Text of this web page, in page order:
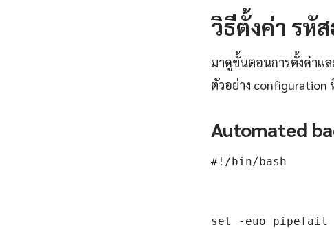
วิธีตั้งค่า รหั
มาดูขั้นตอนการตั้งค่าแล
ตัวอย่าง configuration
Automated
#!/bin/bash
set -euo pipefail